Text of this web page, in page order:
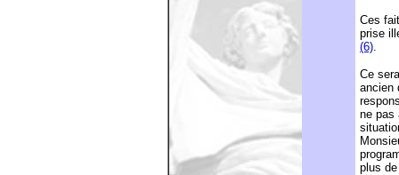
Ces
prise
(6).
Ce
ancien
ne pas
plus